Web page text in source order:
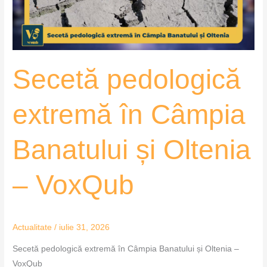
Secetă pedologică
extremă în Câmpia
Banatului și Oltenia
– VoxQub
Actualitate / iulie 31, 2026
Secetă pedologică extremă în Câmpia Banatului și Oltenia –
VoxQub
și
Oltenia